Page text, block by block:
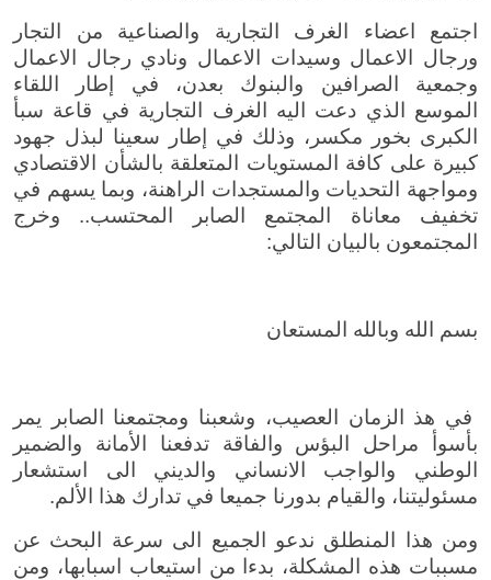
اجتمع اعضاء الغرف التجارية والصناعية من التجار
ورجال الاعمال وسيدات الاعمال ونادي رجال الاعمال
وجمعية الصرافين والبنوك بعدن، في إطار اللقاء
الموسع الذي دعت اليه الغرف التجارية في قاعة سبأ
الكبرى بخور مكسر، وذلك في إطار سعينا لبذل جهود
كبيرة على كافة المستويات المتعلقة بالشأن الاقتصادي
ومواجهة التحديات والمستجدات الراهنة، وبما يسهم في
تخفيف معاناة المجتمع الصابر المحتسب.. وخرج
المجتمعون بالبيان التالي:
بسم الله وبالله المستعان
في هذ الزمان العصيب، وشعبنا ومجتمعنا الصابر يمر
بأسوأ مراحل البؤس والفاقة تدفعنا الأمانة والضمير
الوطني والواجب الانساني والديني الى استشعار
مسئوليتنا، والقيام بدورنا جميعا في تدارك هذا الألم.
ومن هذا المنطلق ندعو الجميع الى سرعة البحث عن
مسببات هذه المشكلة، بدءا من استيعاب اسبابها، ومن